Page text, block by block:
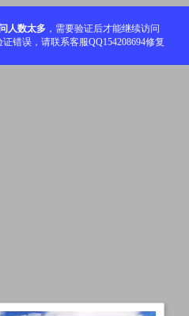
人数太多 ，需要验证后才能继续访问
错误，请联系客服QQ154208694修复